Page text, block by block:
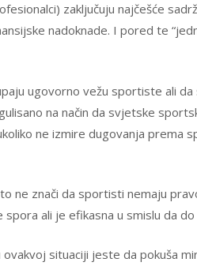
zaključuju najčešće
nadoknade. I pored te
ugovorno vežu sportiste ali
na način da svjetske
ne izmire dugovanja
znači da sportisti nemaju
ali je efikasna u smislu da
situaciji jeste da pokuša